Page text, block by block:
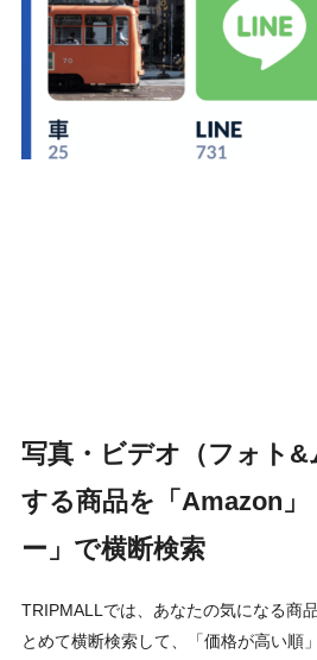
写真・ビデオ（フォト&
する商品を「Amazon」
ー」で横断検索
TRIPMALLでは、あなたの気になる商
とめて横断検索して、「価格が高い順